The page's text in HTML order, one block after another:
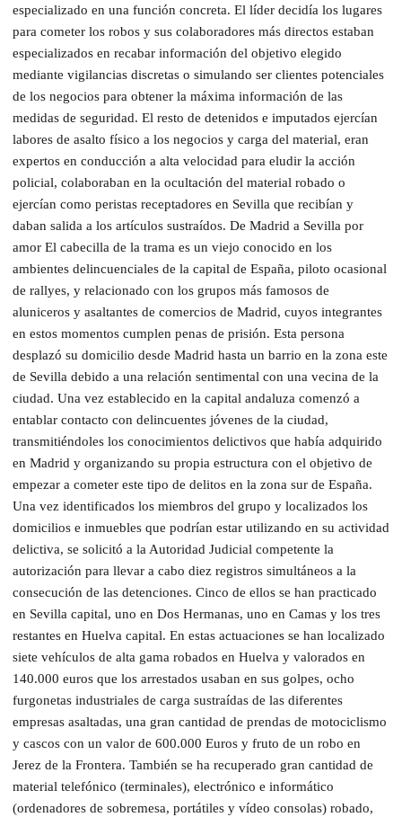
especializado en una función concreta. El líder decidía los lugares
para cometer los robos y sus colaboradores más directos estaban
especializados en recabar información del objetivo elegido
mediante vigilancias discretas o simulando ser clientes potenciales
de los negocios para obtener la máxima información de las
medidas de seguridad. El resto de detenidos e imputados ejercían
labores de asalto físico a los negocios y carga del material, eran
expertos en conducción a alta velocidad para eludir la acción
policial, colaboraban en la ocultación del material robado o
ejercían como peristas receptadores en Sevilla que recibían y
daban salida a los artículos sustraídos. De Madrid a Sevilla por
amor El cabecilla de la trama es un viejo conocido en los
ambientes delincuenciales de la capital de España, piloto ocasional
de rallyes, y relacionado con los grupos más famosos de
aluniceros y asaltantes de comercios de Madrid, cuyos integrantes
en estos momentos cumplen penas de prisión. Esta persona
desplazó su domicilio desde Madrid hasta un barrio en la zona este
de Sevilla debido a una relación sentimental con una vecina de la
ciudad. Una vez establecido en la capital andaluza comenzó a
entablar contacto con delincuentes jóvenes de la ciudad,
transmitiéndoles los conocimientos delictivos que había adquirido
en Madrid y organizando su propia estructura con el objetivo de
empezar a cometer este tipo de delitos en la zona sur de España.
Una vez identificados los miembros del grupo y localizados los
domicilios e inmuebles que podrían estar utilizando en su actividad
delictiva, se solicitó a la Autoridad Judicial competente la
autorización para llevar a cabo diez registros simultáneos a la
consecución de las detenciones. Cinco de ellos se han practicado
en Sevilla capital, uno en Dos Hermanas, uno en Camas y los tres
restantes en Huelva capital. En estas actuaciones se han localizado
siete vehículos de alta gama robados en Huelva y valorados en
140.000 euros que los arrestados usaban en sus golpes, ocho
furgonetas industriales de carga sustraídas de las diferentes
empresas asaltadas, una gran cantidad de prendas de motociclismo
y cascos con un valor de 600.000 Euros y fruto de un robo en
Jerez de la Frontera. También se ha recuperado gran cantidad de
material telefónico (terminales), electrónico e informático
(ordenadores de sobremesa, portátiles y vídeo consolas) robado,